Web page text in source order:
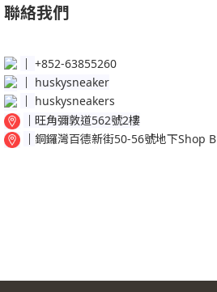
聯絡我們
│ +852-63855260
huskysneaker
huskysneakers
│ 旺角彌敦道562號2樓
│ 銅鑼灣百德新街50-56號地下Shop B